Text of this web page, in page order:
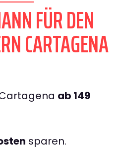
FÜR DEN
CARTAGENA
ab 149
sparen.